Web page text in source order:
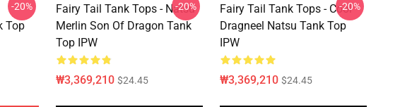
Top
-20%
Fairy Tail Tank Tops - Natsu
Merlin Son Of Dragon Tank
Top IPW
₩3,369,210 $24.45
-20%
Fairy Tail Tank Tops - Cool
Dragneel Natsu Tank Top
IPW
₩3,369,210 $24.45
-20%